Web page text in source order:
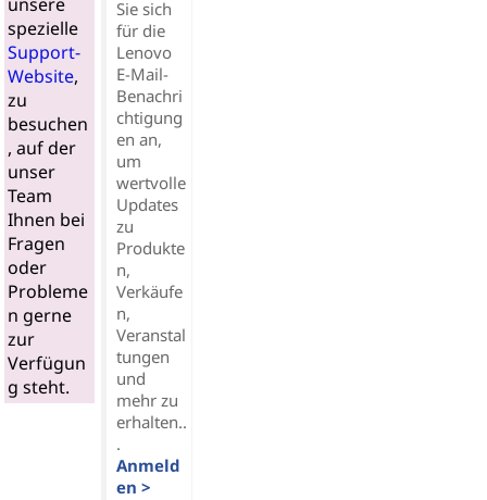
unsere
spezielle
Support-
Website,
zu
besuchen
, auf der
unser
Team
Ihnen bei
Fragen
oder
Probleme
n gerne
zur
Verfügun
g steht.
Sie sich
für die
Lenovo
E-Mail-
Benachri
chtigung
en an,
um
wertvolle
Updates
zu
Produkte
n,
Verkäufe
n,
Veranstal
tungen
und
mehr zu
erhalten..
.
Anmeld
en >